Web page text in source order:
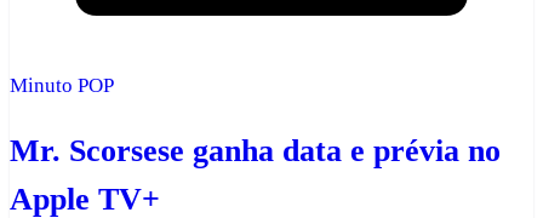
Minuto POP
Mr. Scorsese ganha data e prévia no
Apple TV+